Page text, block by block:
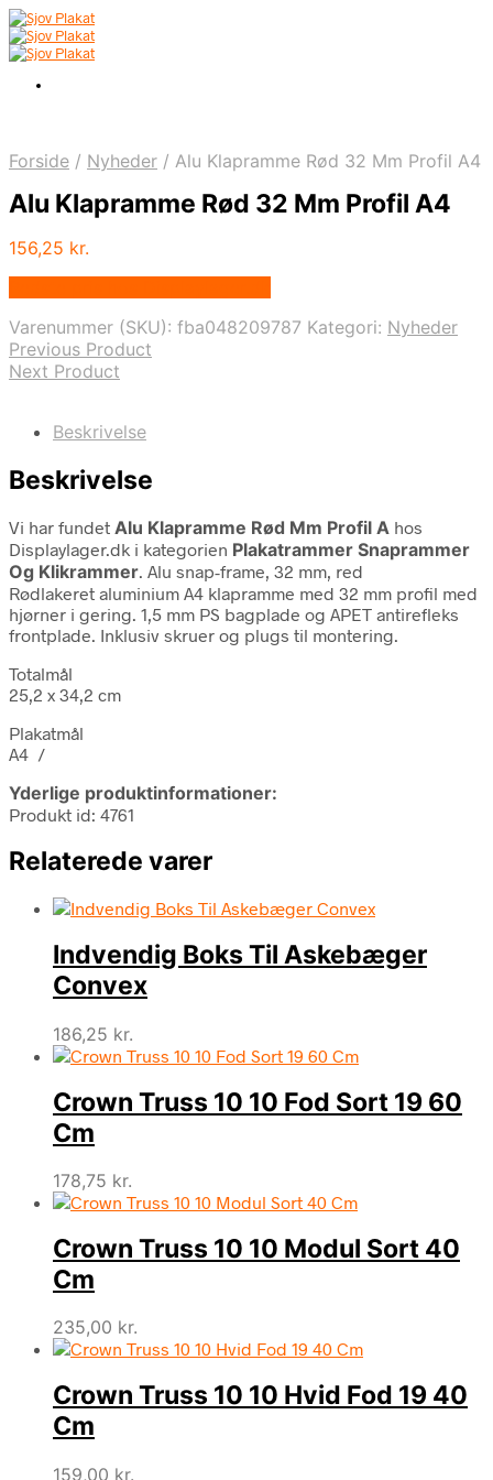
Forside / Nyheder / Alu Klapramme Rød 32 Mm Profil A4
Alu Klapramme Rød 32 Mm Profil A4
156,25 kr.
Varenummer (SKU): fba048209787 Kategori: Nyheder
Previous Product
Next Product
Beskrivelse
Beskrivelse
Vi har fundet Alu Klapramme Rød Mm Profil A hos
Displaylager.dk i kategorien Plakatrammer Snaprammer
Og Klikrammer. Alu snap-frame, 32 mm, red
Rødlakeret aluminium A4 klapramme med 32 mm profil med
hjørner i gering. 1,5 mm PS bagplade og APET antirefleks
frontplade. Inklusiv skruer og plugs til montering.
Totalmål
25,2 x 34,2 cm
Plakatmål
A4 /
Yderlige produktinformationer:
Produkt id: 4761
Relaterede varer
Indvendig Boks Til Askebæger
Convex
186,25 kr.
Crown Truss 10 10 Fod Sort 19 60
Cm
178,75 kr.
Crown Truss 10 10 Modul Sort 40
Cm
235,00 kr.
Crown Truss 10 10 Hvid Fod 19 40
Cm
159,00 kr.